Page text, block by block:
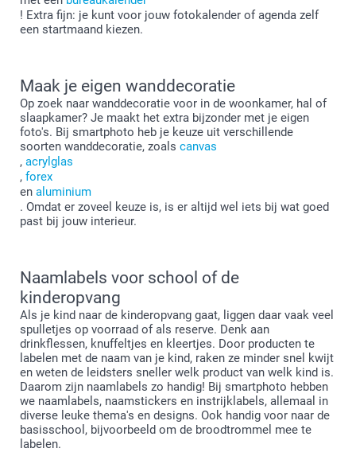
! Extra fijn: je kunt voor jouw fotokalender of agenda zelf
een startmaand kiezen.
Maak je eigen wanddecoratie
Op zoek naar wanddecoratie voor in de woonkamer, hal of
slaapkamer? Je maakt het extra bijzonder met je eigen
foto's. Bij smartphoto heb je keuze uit verschillende
soorten wanddecoratie, zoals canvas
, acrylglas
, forex
en aluminium
. Omdat er zoveel keuze is, is er altijd wel iets bij wat goed
past bij jouw interieur.
Naamlabels voor school of de
kinderopvang
Als je kind naar de kinderopvang gaat, liggen daar vaak veel
spulletjes op voorraad of als reserve. Denk aan
drinkflessen, knuffeltjes en kleertjes. Door producten te
labelen met de naam van je kind, raken ze minder snel kwijt
en weten de leidsters sneller welk product van welk kind is.
Daarom zijn naamlabels zo handig! Bij smartphoto hebben
we naamlabels, naamstickers en instrijklabels, allemaal in
diverse leuke thema's en designs. Ook handig voor naar de
basisschool, bijvoorbeeld om de broodtrommel mee te
labelen.